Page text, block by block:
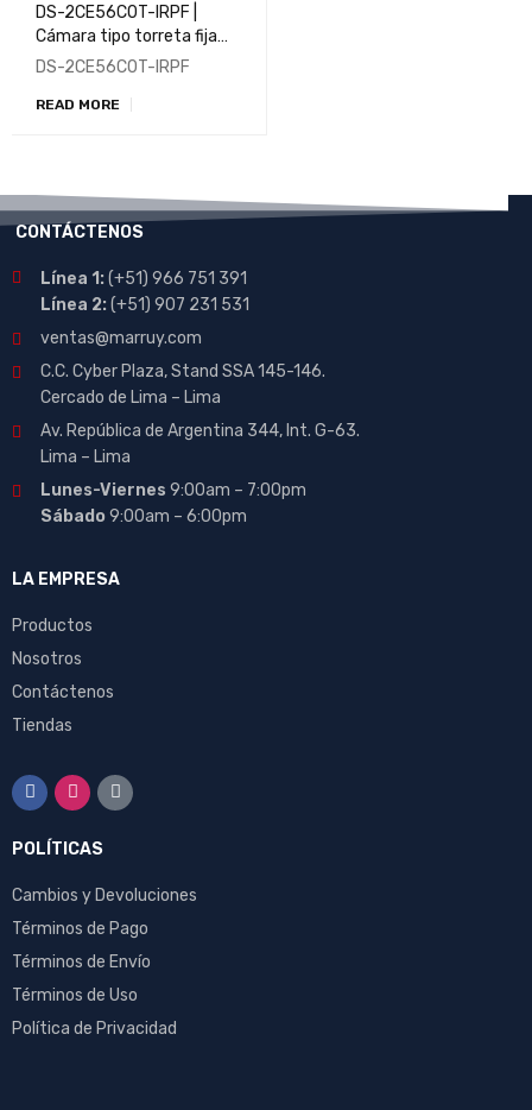
DS-2CE56C0T-IRPF |
Cámara tipo torreta fija
para interiores de 1 MP
DS-2CE56C0T-IRPF
READ MORE
CONTÁCTENOS
Línea 1:(+51) 966 751 391
Línea 2:(+51) 907 231 531
ventas@marruy.com
C.C. Cyber Plaza, Stand SSA 145-146.
Cercado de Lima – Lima
Av. República de Argentina 344, Int. G-63.
Lima – Lima
Lunes-Viernes 9:00am – 7:00pm
Sábado9:00am – 6:00pm
LA EMPRESA
Productos
Nosotros
Contáctenos
Tiendas
POLÍTICAS
Cambios y Devoluciones
Términos de Pago
Términos de Envío
Términos de Uso
Política de Privacidad